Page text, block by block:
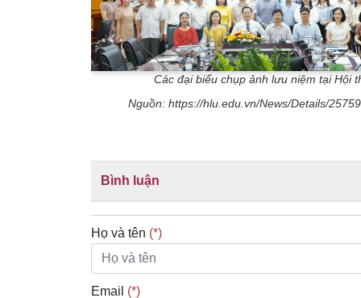
Các đại biểu chụp ảnh lưu niệm tại Hội
Nguồn: https://hlu.edu.vn/News/Details/
Bình luận
Họ và tên (*)
Email (*)